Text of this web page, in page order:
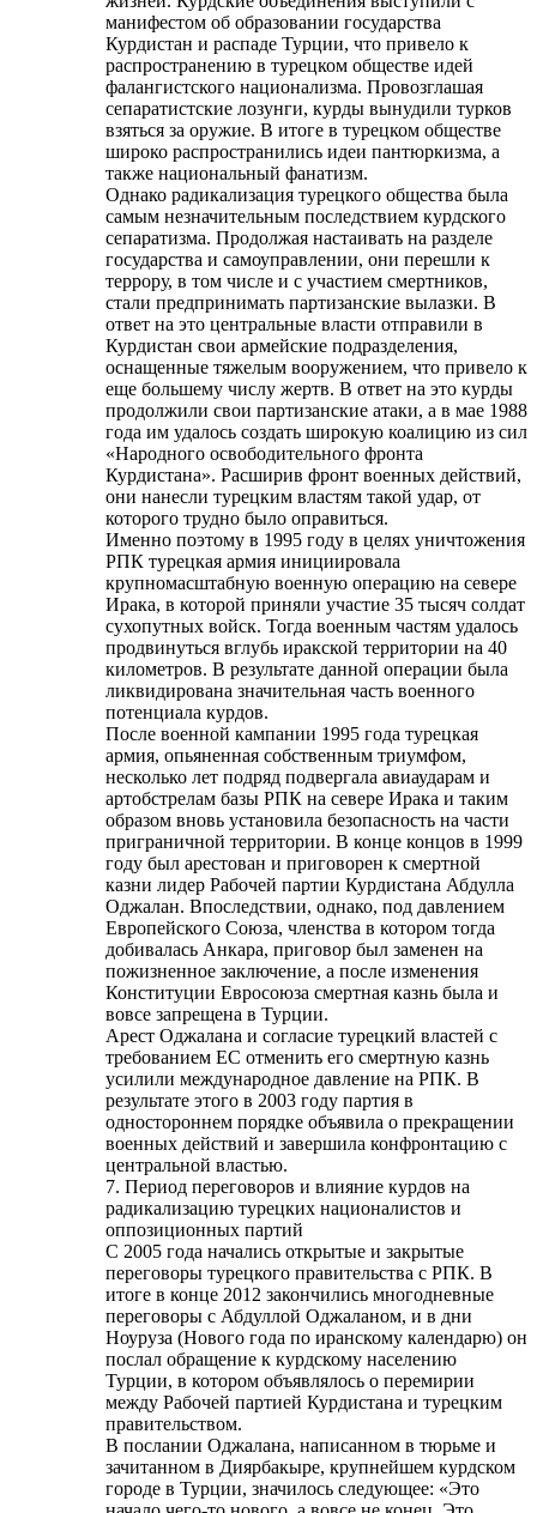
манифестом об образовании государства
Курдистан и распаде Турции, что привело к
распространению в турецком обществе идей
фалангистского национализма. Провозглашая
сепаратистские лозунги, курды вынудили турков
взяться за оружие. В итоге в турецком обществе
широко распространились идеи пантюркизма, а
также национальный фанатизм.
Однако радикализация турецкого общества была
самым незначительным последствием курдского
сепаратизма. Продолжая настаивать на разделе
государства и самоуправлении, они перешли к
террору, в том числе и с участием смертников,
стали предпринимать партизанские вылазки. В
ответ на это центральные власти отправили в
Курдистан свои армейские подразделения,
оснащенные тяжелым вооружением, что привело к
еще большему числу жертв. В ответ на это курды
продолжили свои партизанские атаки, а в мае 1988
года им удалось создать широкую коалицию из сил
«Народного освободительного фронта
Курдистана». Расширив фронт военных действий,
они нанесли турецким властям такой удар, от
которого трудно было оправиться.
Именно поэтому в 1995 году в целях уничтожения
РПК турецкая армия инициировала
крупномасштабную военную операцию на севере
Ирака, в которой приняли участие 35 тысяч солдат
сухопутных войск. Тогда военным частям удалось
продвинуться вглубь иракской территории на 40
километров. В результате данной операции была
ликвидирована значительная часть военного
потенциала курдов.
После военной кампании 1995 года турецкая
армия, опьяненная собственным триумфом,
несколько лет подряд подвергала авиаударам и
артобстрелам базы РПК на севере Ирака и таким
образом вновь установила безопасность на части
приграничной территории. В конце концов в 1999
году был арестован и приговорен к смертной
казни лидер Рабочей партии Курдистана Абдулла
Оджалан. Впоследствии, однако, под давлением
Европейского Союза, членства в котором тогда
добивалась Анкара, приговор был заменен на
пожизненное заключение, а после изменения
Конституции Евросоюза смертная казнь была и
вовсе запрещена в Турции.
Арест Оджалана и согласие турецкий властей с
требованием ЕС отменить его смертную казнь
усилили международное давление на РПК. В
результате этого в 2003 году партия в
одностороннем порядке объявила о прекращении
военных действий и завершила конфронтацию с
центральной властью.
7. Период переговоров и влияние курдов на
радикализацию турецких националистов и
оппозиционных партий
С 2005 года начались открытые и закрытые
переговоры турецкого правительства с РПК. В
итоге в конце 2012 закончились многодневные
переговоры с Абдуллой Оджаланом, и в дни
Ноуруза (Нового года по иранскому календарю) он
послал обращение к курдскому населению
Турции, в котором объявлялось о перемирии
между Рабочей партией Курдистана и турецким
правительством.
В послании Оджалана, написанном в тюрьме и
зачитанном в Диярбакыре, крупнейшем курдском
городе в Турции, значилось следующее: «Это